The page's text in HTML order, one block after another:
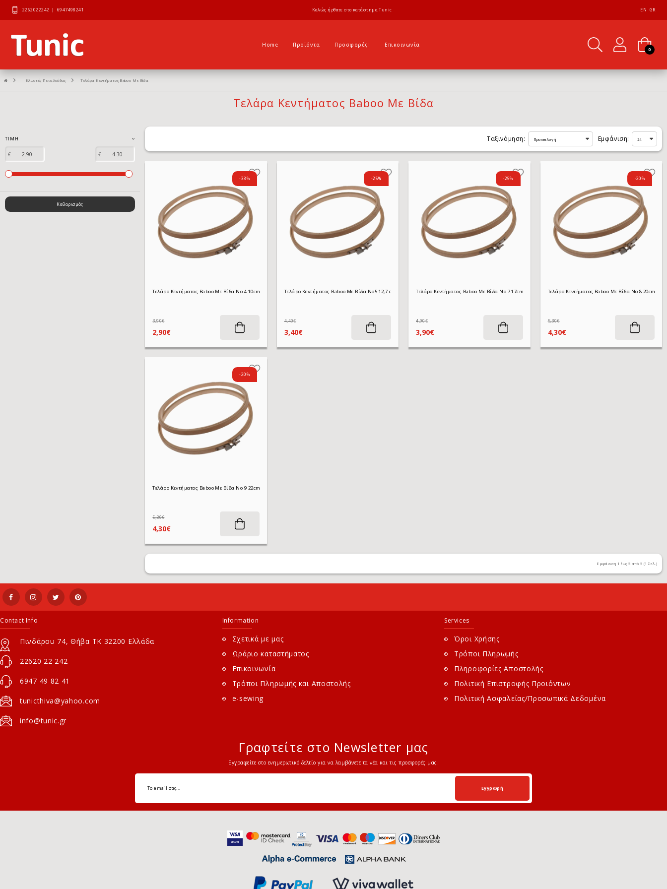
2262022242 | 6947498241 Καλώς ήρθατε στο κατάστημαTunic EN GR
Home Προϊόντα Προσφορές! Επικοινωνία
0
Κλωστές Πεταλούδας Τελάρα Κεντήματος Baboo Με Βίδα
Τελάρα Κεντήματος Baboo Με Βίδα
ΤΙΜΉ
€ €
Καθαρισμός
Ταξινόμηση: Εμφάνιση:
-33%
Τελάρο Κεντήματος Baboo Με Βίδα No 4 10cm
2,90€
3,90€
-25%
Τελάρο Κεντήματος Baboo Με Βίδα No5 12,7 cm
3,40€
4,40€
-25%
Τελάρο Κεντήματος Baboo Με Βίδα No 7 17cm
3,90€
4,90€
-20%
Τελάρο Κεντήματος Baboo Με Βίδα No 8 20cm
4,30€
5,30€
-20%
Τελάρο Κεντήματος Baboo Με Βίδα No 9 22cm
4,30€
5,30€
Εμφάνιση 1 έως 5 από 5 (1 Σελ.)
Contact Info
Πινδάρου 74, Θήβα ΤΚ 32200 Ελλάδα
22620 22 242
6947 49 82 41
tunicthiva@yahoo.com
info@tunic.gr
Information
Σχετικά με μας
Ωράριο καταστήματος
Επικοινωνία
Τρόποι Πληρωμής και Αποστολής
e-sewing
Services
Όροι Χρήσης
Τρόποι Πληρωμής
Πληροφορίες Αποστολής
Πολιτική Επιστροφής Προιόντων
Πολιτική Ασφαλείας/Προσωπικά Δεδομένα
Γραφτείτε στο Newsletter μας
Εγγραφείτε στο ενημερωτικό δελτίο για να λαμβάνετε τα νέα και τις προσφορές μας.
Εγγραφή